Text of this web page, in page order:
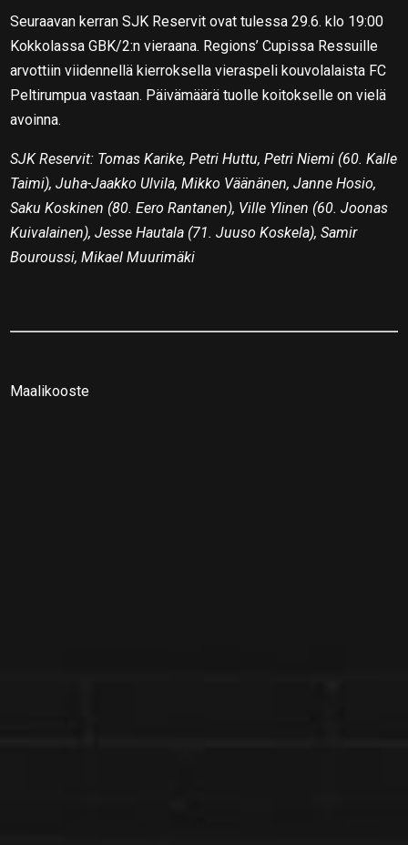
Seuraavan kerran SJK Reservit ovat tulessa 29.6. klo 19:00
Kokkolassa GBK/2:n vieraana. Regions’ Cupissa Ressuille
arvottiin viidennellä kierroksella vieraspeli kouvolalaista FC
Peltirumpua vastaan. Päivämäärä tuolle koitokselle on vielä
avoinna.
SJK Reservit: Tomas Karike, Petri Huttu, Petri Niemi (60. Kalle
Taimi), Juha-Jaakko Ulvila, Mikko Väänänen, Janne Hosio,
Saku Koskinen (80. Eero Rantanen), Ville Ylinen (60. Joonas
Kuivalainen), Jesse Hautala (71. Juuso Koskela), Samir
Bouroussi, Mikael Muurimäki
Maalikooste